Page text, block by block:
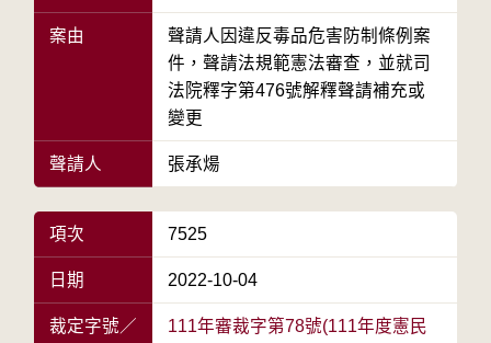
案由
聲請人因違反毒品危害防制條例案
件，聲請法規範憲法審查，並就司
法院釋字第476號解釋聲請補充或
變更
聲請人 張承煬
項次 7525
日期 2022-10-04
裁定字號／
111年審裁字第78號(111年度憲民